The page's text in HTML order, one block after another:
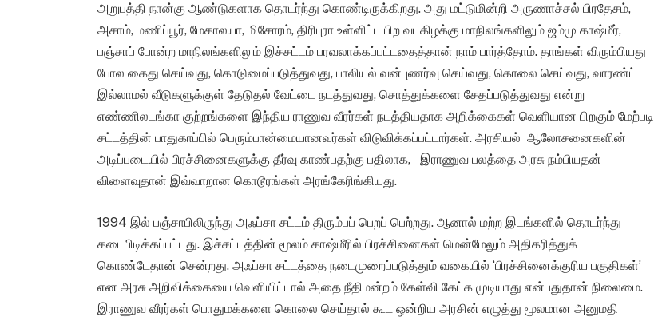
அறுபத்தி நான்கு ஆண்டுகளாக தொடர்ந்து கொண்டிருக்கிறது. அது மட்டுமின்றி அருணாச்சல் பிரதேசம்,
அசாம், மணிப்பூர், மேகாலயா, மிசோரம், திரிபுரா உள்ளிட்ட பிற வடகிழக்கு மாநிலங்களிலும் ஜம்மு காஷ்மீர்,
பஞ்சாப் போன்ற மாநிலங்களிலும் இச்சட்டம் பரவலாக்கப்பட்டதைத்தான் நாம் பார்த்தோம். தாங்கள் விரும்பியது
போல கைது செய்வது, கொடுமைப்படுத்துவது, பாலியல் வன்புணர்வு செய்வது, கொலை செய்வது, வாரண்ட்
இல்லாமல் வீடுகளுக்குள் தேடுதல் வேட்டை நடத்துவது, சொத்துக்களை சேதப்படுத்துவது என்று
எண்ணிலடங்கா குற்றங்களை இந்திய ராணுவ வீரர்கள் நடத்தியதாக அறிக்கைகள் வெளியான பிறகும் மேற்படி
சட்டத்தின் பாதுகாப்பில் பெரும்பான்மையானவர்கள் விடுவிக்கப்பட்டார்கள். அரசியல் ஆலோசனைகளின்
அடிப்படையில் பிரச்சினைகளுக்கு தீர்வு காண்பதற்கு பதிலாக, இராணுவ பலத்தை அரசு நம்பியதன்
விளைவுதான் இவ்வாறான கொடூரங்கள் அரங்கேரிங்கியது.
1994 இல் பஞ்சாபிலிருந்து அஃப்சா சட்டம் திரும்பப் பெறப் பெற்றது. ஆனால் மற்ற இடங்களில் தொடர்ந்து
கடைபிடிக்கப்பட்டது. இச்சட்டத்தின் மூலம் காஷ்மீரில் பிரச்சினைகள் மென்மேலும் அதிகரித்துக்
கொண்டேதான் சென்றது. அஃப்சா சட்டத்தை நடைமுறைப்படுத்தும் வகையில் ‘பிரச்சினைக்குரிய பகுதிகள்’
என அரசு அறிவிக்கையை வெளியிட்டால் அதை நீதிமன்றம் கேள்வி கேட்க முடியாது என்பதுதான் நிலைமை.
இராணுவ வீரர்கள் பொதுமக்களை கொலை செய்தால் கூட ஒன்றிய அரசின் எழுத்து மூலமான அனுமதி